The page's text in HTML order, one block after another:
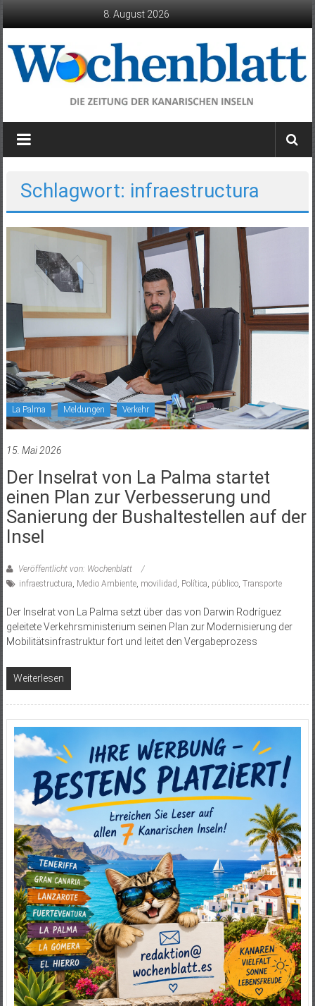
8. August 2026
Wochenblatt
die
Kanarischen
Inseln
Schlagwort: infraestructura
La Palma Meldungen Verkehr
15. Mai 2026
Der Inselrat von La Palma startet
einen Plan zur Verbesserung und
Sanierung der Bushaltestellen auf der
Insel
Veröffentlicht von: Wochenblatt
infraestructura Medio Ambiente, movilidad Política público, Transporte
Der Inselrat von La Palma setzt über das von Darwin Rodríguez
geleitete Verkehrsministerium seinen Plan zur Modernisierung der
Mobilitätsinfrastruktur fort und leitet den Vergabeprozess
Weiterlesen